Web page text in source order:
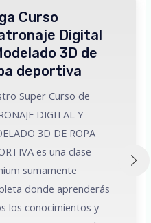
Curso
Digital
3D de
deportiva
Super Curso de
DIGITAL Y
3D DE ROPA
es una clase
sumamente
donde aprenderás
los conocimientos y